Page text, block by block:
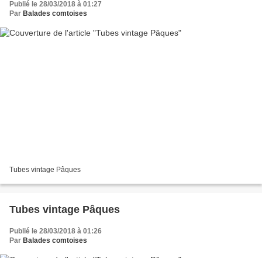
Publié le 28/03/2018 à 01:27
Par Balades comtoises
Tubes vintage Pâques
Tubes vintage Pâques
Publié le 28/03/2018 à 01:26
Par Balades comtoises